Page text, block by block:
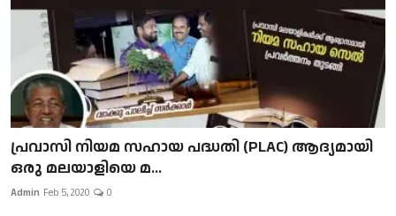
പ്രവാസി നിയമ സഹായ പദ്ധതി (PLAC) ആദ്യമായി
ഒരു മലയാളിയെ മ...
Admin Feb 5, 2020 0